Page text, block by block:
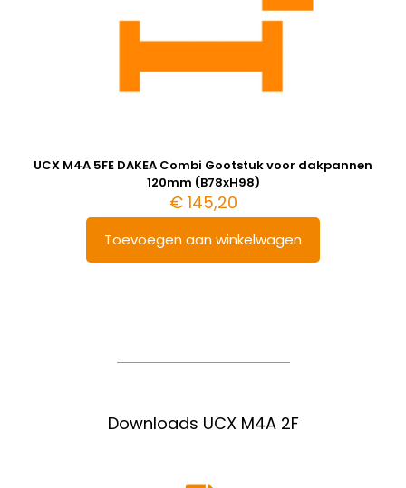
UCX M4A 5FE DAKEA Combi Gootstuk voor dakpannen
120mm (B78xH98)
€145,20
Toevoegen aan winkelwagen
Downloads UCX M4A 2F